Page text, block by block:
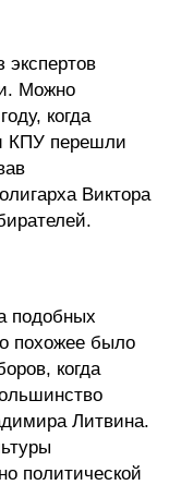
экспертов
Можно
когда
КПУ перешли
Виктора
подобных
похожее было
когда
Литвина.
политической